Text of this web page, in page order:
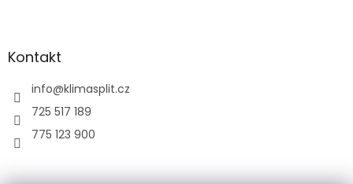
Kontakt
info@klimasplit.cz
725 517 189
775 123 900